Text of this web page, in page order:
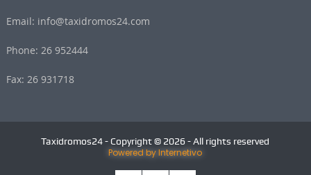
Email: info@taxidromos24.com
Phone: 26 952444
Fax: 26 931718
Taxidromos24 - Copyright © 2026 - All rights reserved
Powered by Internetivo